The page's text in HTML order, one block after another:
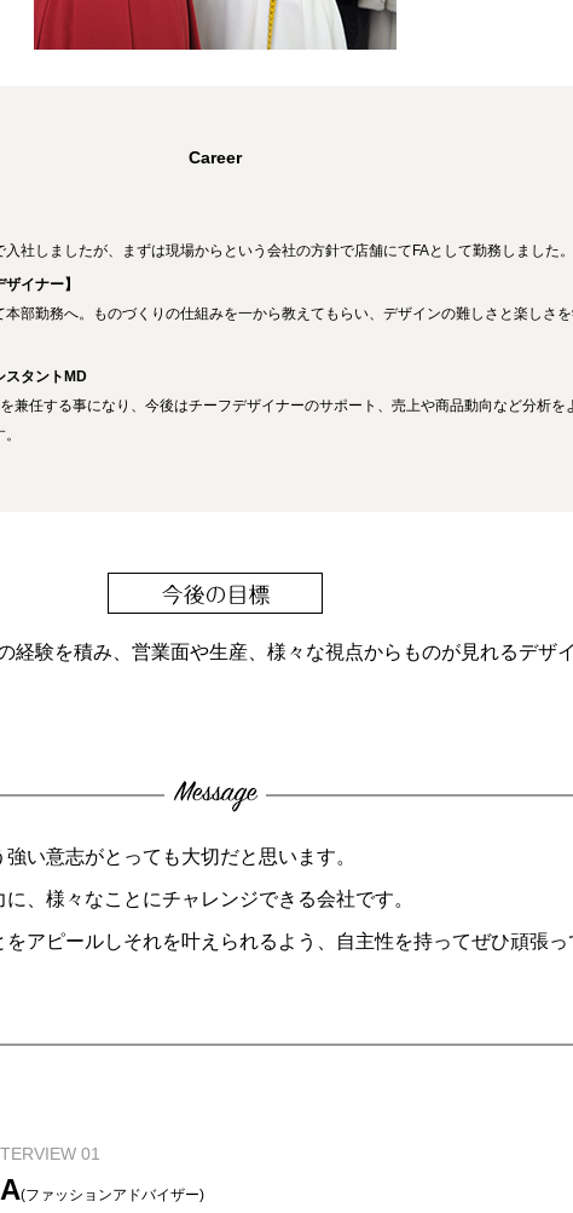
Career
社しましたが、まずは現場からという会社の方針で店舗にてFAとして勤務しました。
イナー】
本部勤務へ。ものづくりの仕組みを一から教えてもらい、デザインの難しさと楽しさ
スタントMD
兼任する事になり、今後はチーフデザイナーのサポート、売上や商品動向など分析を
経験を積み、営業面や生産、様々な視点からものが見れるデザ
強い意志がとっても大切だと思います。
、様々なことにチャレンジできる会社です。
をアピールしそれを叶えられるよう、自主性を持ってぜひ頑張っ
01
(ファッションアドバイザー)